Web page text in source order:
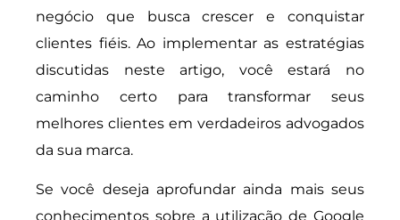
negócio que busca crescer e conquistar
clientes fiéis. Ao implementar as estratégias
discutidas neste artigo, você estará no
caminho certo para transformar seus
melhores clientes em verdadeiros advogados
da sua marca.
Se você deseja aprofundar ainda mais seus
conhecimentos sobre a utilização de Google